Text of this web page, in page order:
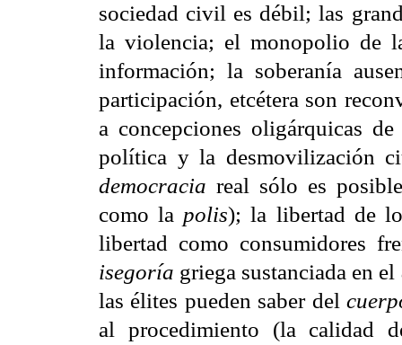
sociedad civil es débil; las
la violencia; el monopolio de
información; la soberanía
participación, etcétera son
a concepciones oligárquicas
política y la desmovilización
democracia real sólo es
como la polis); la libertad de
libertad como consumidores
isegoría griega sustanciada en el
las élites pueden saber del
al procedimiento (la calidad